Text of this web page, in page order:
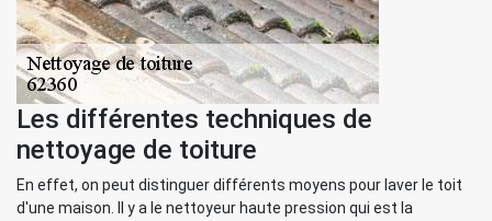
Les différentes techniques de
nettoyage de toiture
En effet, on peut distinguer différents moyens pour laver le toit
d'une maison. Il y a le nettoyeur haute pression qui est la